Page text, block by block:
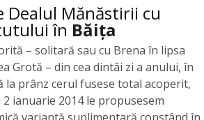
Dealul Mănăstirii cu
în Băița
– solitară sau cu Brena în lipsa
Grotă – din cea dintâi zi a anului, în
la prânz cerul fusese total acoperit,
ianuarie 2014 le propusesem